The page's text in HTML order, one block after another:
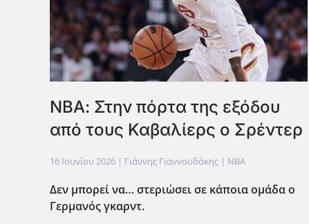
ΝΒΑ: Στην πόρτα της εξόδου
από τους Καβαλίερς ο Σρέντερ
16 Ιουνίου 2026 | Γιάννης Γιαννουδάκης | NBA
Δεν μπορεί να… στεριώσει σε κάποια ομάδα ο
Γερμανός γκαρντ.